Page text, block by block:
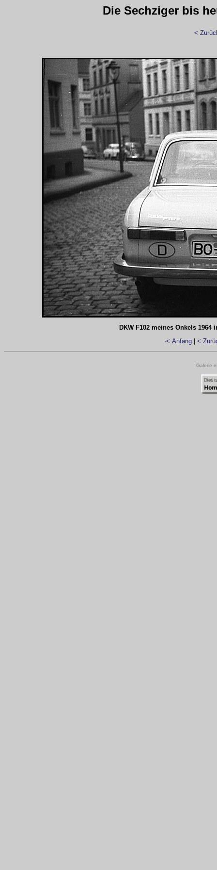
Die Sechziger bis
<
DKW F102 meines Onkels
·< Anfang| <
Galerie